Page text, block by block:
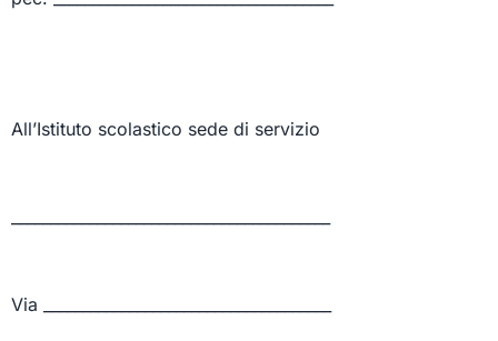
All’Istituto scolastico sede di servizio
Via _____________________________________